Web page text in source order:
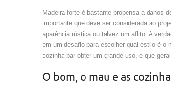
Madeira forte é bastante propensa a danos
importante que deve ser considerada ao
aparência rústica ou talvez um aflito. A
em um desafio para escolher qual estilo é o
cozinha bar obter um grande uso, e que
O bom, o mau e as